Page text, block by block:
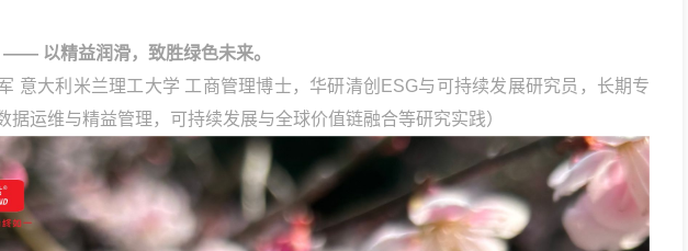
以精益润滑，致胜绿色未来。
意大利米兰理工大学 工商管理博士，华研清创ESG与可持续发展研究员，长期专
据运维与精益管理，可持续发展与全球价值链融合等研究实践）